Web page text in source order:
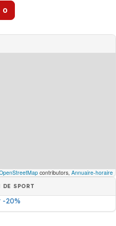
0
contributors, Annuaire-horaire
SPORT
20%